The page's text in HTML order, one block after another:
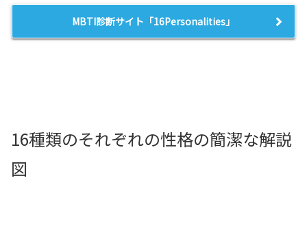
MBTI診断サイト「16Personalities」
16種類のそれぞれの性格の簡潔な解説
図